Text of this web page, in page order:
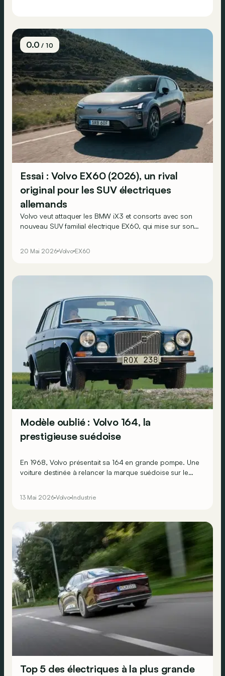
0.0/ 10
Essai : Volvo EX60 (2026), un rival
original pour les SUV électriques
allemands
Volvo veut attaquer les BMW iX3 et consorts avec son
nouveau SUV familial électrique EX60, qui mise sur son
20 Mai 2026 Volvo EX60
Modèle oublié : Volvo 164, la
prestigieuse suédoise
En 1968, Volvo présentait sa 164 en grande pompe. Une
voiture destinée à relancer la marque suédoise sur le
13 Mai 2026 Volvo Industrie
Top 5 des électriques à la plus grande